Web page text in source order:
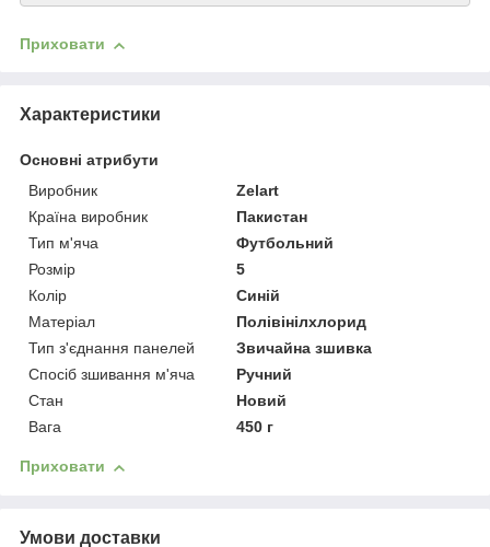
Приховати
Характеристики
Основні атрибути
Виробник
Zelart
Країна виробник
Пакистан
Тип м'яча
Футбольний
Розмір
5
Колір
Синій
Матеріал
Полівінілхлорид
Тип з'єднання панелей
Звичайна зшивка
Спосіб зшивання м'яча
Ручний
Стан
Новий
Вага
450 г
Приховати
Умови доставки